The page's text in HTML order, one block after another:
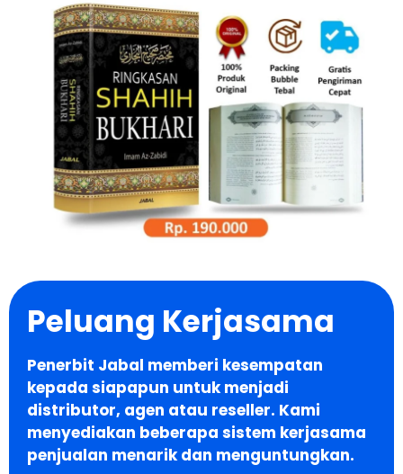
Peluang Kerjasama
Penerbit Jabal memberi kesempatan
kepada siapapun untuk menjadi
distributor, agen atau reseller. Kami
menyediakan beberapa sistem kerjasama
penjualan menarik dan menguntungkan.